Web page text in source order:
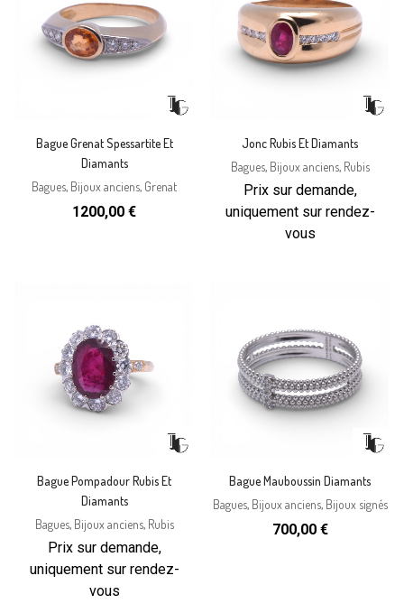
Bague Grenat Spessartite Et
Diamants
Bagues, Bijoux anciens, Grenat
1200,00 €
Jonc Rubis Et Diamants
Bagues, Bijoux anciens, Rubis
Prix sur demande,
uniquement sur rendez-
vous
Bague Pompadour Rubis Et
Diamants
Bagues, Bijoux anciens, Rubis
Prix sur demande,
uniquement sur rendez-
vous
Bague Mauboussin Diamants
Bagues, Bijoux anciens, Bijoux signés
700,00 €